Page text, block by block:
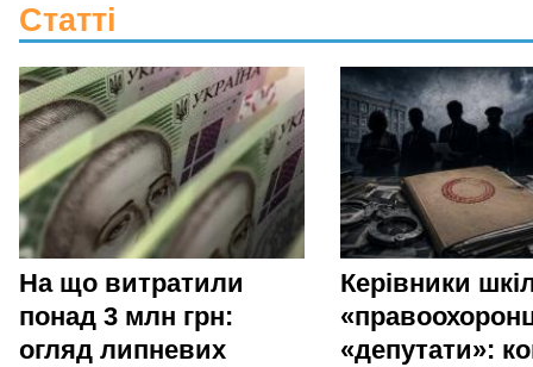
Статті
На що витратили
понад 3 млн грн:
огляд липневих
Керівники
«депутати»: